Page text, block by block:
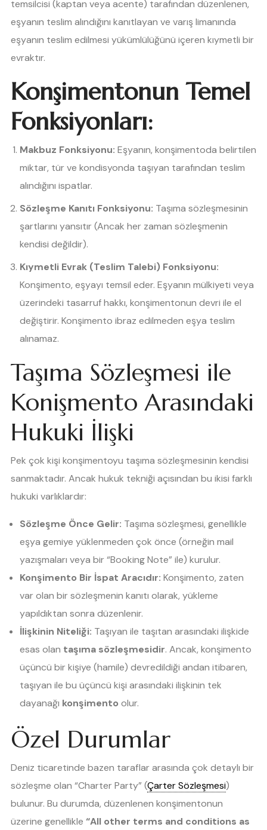
temsilcisi (kaptan veya acente) tarafından düzenlenen,
eşyanın teslim alındığını kanıtlayan ve varış limanında
eşyanın teslim edilmesi yükümlülüğünü içeren kıymetli bir
evraktır.
Konşimentonun Temel
Fonksiyonları:
Makbuz Fonksiyonu: Eşyanın, konşimentoda belirtilen
miktar, tür ve kondisyonda taşıyan tarafından teslim
alındığını ispatlar.
Sözleşme Kanıtı Fonksiyonu: Taşıma sözleşmesinin
şartlarını yansıtır (Ancak her zaman sözleşmenin
kendisi değildir).
Kıymetli Evrak (Teslim Talebi) Fonksiyonu:
Konşimento, eşyayı temsil eder. Eşyanın mülkiyeti veya
üzerindeki tasarruf hakkı, konşimentonun devri ile el
değiştirir. Konşimento ibraz edilmeden eşya teslim
alınamaz.
Taşıma Sözleşmesi ile
Konişmento Arasındaki
Hukuki İlişki
Pek çok kişi konşimentoyu taşıma sözleşmesinin kendisi
sanmaktadır. Ancak hukuk tekniği açısından bu ikisi farklı
hukuki varlıklardır:
Sözleşme Önce Gelir: Taşıma sözleşmesi, genellikle
eşya gemiye yüklenmeden çok önce (örneğin mail
yazışmaları veya bir “Booking Note” ile) kurulur.
Konşimento Bir İspat Aracıdır: Konşimento, zaten
var olan bir sözleşmenin kanıtı olarak, yükleme
yapıldıktan sonra düzenlenir.
İlişkinin Niteliği: Taşıyan ile taşıtan arasındaki ilişkide
esas olan taşıma sözleşmesidir. Ancak, konşimento
üçüncü bir kişiye (hamile) devredildiği andan itibaren,
taşıyan ile bu üçüncü kişi arasındaki ilişkinin tek
dayanağı konşimento olur.
Özel Durumlar
Deniz ticaretinde bazen taraflar arasında çok detaylı bir
sözleşme olan “Charter Party” (Çarter Sözleşmesi)
bulunur. Bu durumda, düzenlenen konşimentonun
üzerine genellikle “All other terms and conditions as